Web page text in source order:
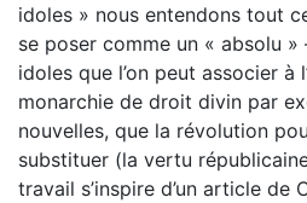
idoles » nous entendons tout
se poser comme un « absolu »
idoles que l’on peut associer à
monarchie de droit divin par
nouvelles, que la révolution
substituer (la vertu
travail s’inspire d’un article de